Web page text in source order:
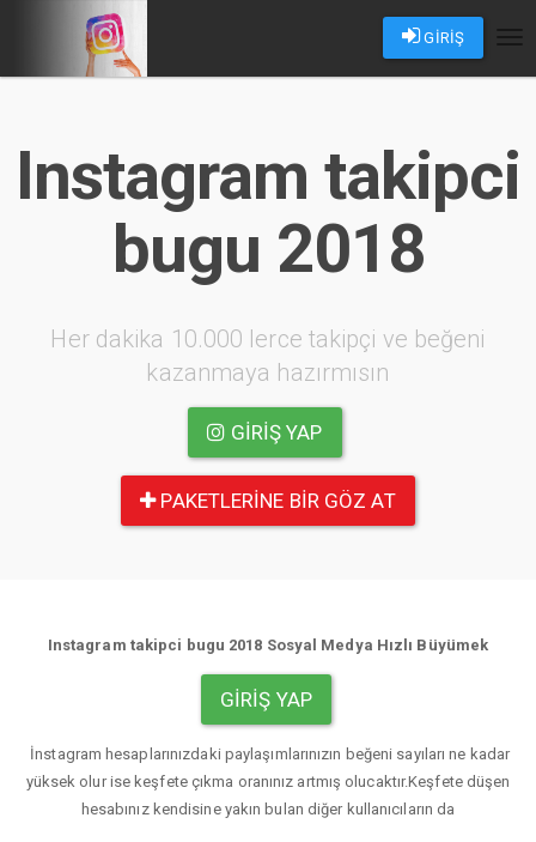
GİRİŞ
Instagram takipci
bugu 2018
Her dakika 10.000 lerce takipçi ve beğeni
kazanmaya hazırmısın
GIRIŞ YAP
PAKETLERINE BIR GÖZ AT
Instagram takipci bugu 2018 Sosyal Medya Hızlı Büyümek
GIRIŞ YAP
İnstagram hesaplarınızdaki paylaşımlarınızın beğeni sayıları ne kadar
yüksek olur ise keşfete çıkma oranınız artmış olucaktır.Keşfete düşen
hesabınız kendisine yakın bulan diğer kullanıcıların da